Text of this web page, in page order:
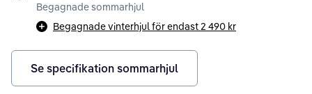
Begagnade sommarhjul
Begagnade vinterhjul för endast2 490 kr
Se specifikation sommarhjul